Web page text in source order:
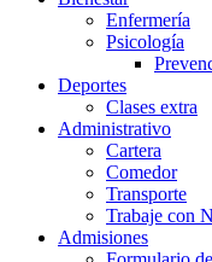
Enfermería
Psicología
Deportes
Clases extra
Administrativo
Cartera
Comedor
Transporte
Trabaje con
Admisiones